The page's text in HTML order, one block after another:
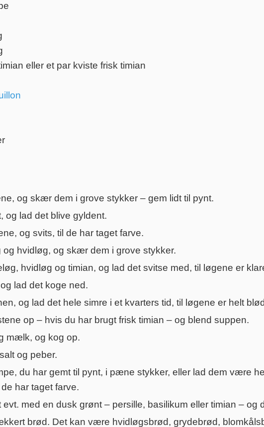
eller et par kviste frisk timian
og skær dem i grove stykker – gem lidt til pynt.
og lad det blive gyldent.
og svits, til de har taget farve.
og hvidløg, og skær dem i grove stykker.
hvidløg og timian, og lad det svitse med, til løgene er
lad det koge ned.
og lad det hele simre i et kvarters tid, til løgene er helt
op – hvis du har brugt frisk timian – og blend suppen.
mælk, og kog op.
og peber.
du har gemt til pynt, i pæne stykker, eller lad dem være
har taget farve.
evt. med en dusk grønt – persille, basilikum eller timian – og
brød. Det kan være hvidløgsbrød, grydebrød,